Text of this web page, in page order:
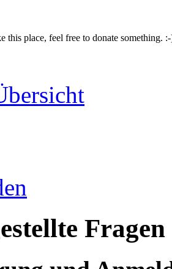
this place, feel free to donate something.
Fragen